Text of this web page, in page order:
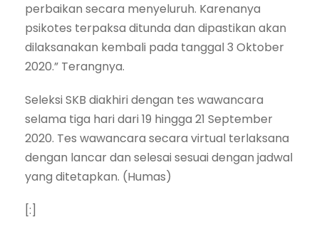
perbaikan secara menyeluruh. Karenanya
psikotes terpaksa ditunda dan dipastikan akan
dilaksanakan kembali pada tanggal 3 Oktober
2020.” Terangnya.
Seleksi SKB diakhiri dengan tes wawancara
selama tiga hari dari 19 hingga 21 September
2020. Tes wawancara secara virtual terlaksana
dengan lancar dan selesai sesuai dengan jadwal
yang ditetapkan. (Humas)
[:]